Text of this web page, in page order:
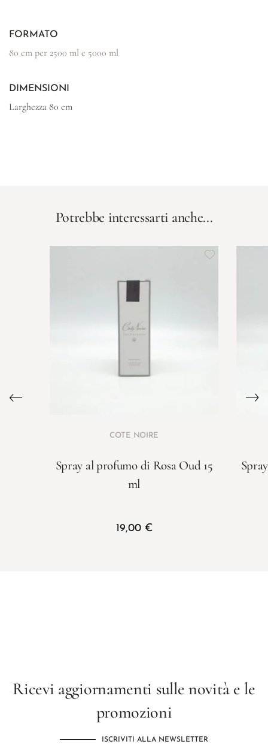
FORMATO
80 cm per 2500 ml e 5000 ml
DIMENSIONI
Larghezza 80 cm
Potrebbe interessarti anche...
COTE NOIRE
Spray al profumo di Rosa Oud 15
ml
19,00 €
Ricevi aggiornamenti sulle novità e le
promozioni
ISCRIVITI ALLA NEWSLETTER